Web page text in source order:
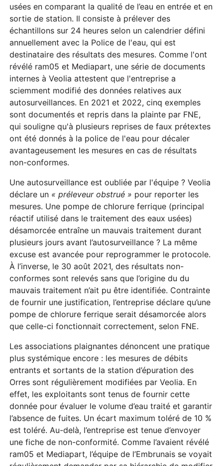
usées en comparant la qualité de l’eau en entrée et en
sortie de station. Il consiste à prélever des
échantillons sur 24 heures selon un calendrier défini
annuellement avec la Police de l'eau, qui est
destinataire des résultats des mesures. Comme l'ont
révélé ram05 et Mediapart, une série de documents
internes à Veolia attestent que l'entreprise a
sciemment modifié des données relatives aux
autosurveillances. En 2021 et 2022, cinq exemples
sont documentés et repris dans la plainte par FNE,
qui souligne qu'à plusieurs reprises de faux prétextes
ont été donnés à la police de l'eau pour décaler
avantageusement les mesures en cas de résultats
non-conformes.
Une autosurveillance est oubliée par l'équipe ? Veolia
déclare un « préleveur obstrué » pour reporter les
mesures. Une pompe de chlorure ferrique (principal
réactif utilisé dans le traitement des eaux usées)
désamorcée entraîne un mauvais traitement durant
plusieurs jours avant l’autosurveillance ? La même
excuse est avancée pour reprogrammer le protocole.
À l’inverse, le 30 août 2021, des résultats non-
conformes sont relevés sans que l’origine du du
mauvais traitement n’ait pu être identifiée. Contrainte
de fournir une justification, l’entreprise déclare qu’une
pompe de chlorure ferrique serait désamorcée alors
que celle-ci fonctionnait correctement, selon FNE.
Les associations plaignantes dénoncent une pratique
plus systémique encore : les mesures de débits
entrants et sortants de la station d’épuration des
Orres sont régulièrement modifiées par Veolia. En
effet, les exploitants sont tenus de fournir cette
donnée pour évaluer le volume d’eau traité et garantir
l’absence de fuites. Un écart maximum toléré de 10 %
est toléré. Au-delà, l’entreprise est tenue d’envoyer
une fiche de non-conformité. Comme l’avaient révélé
ram05 et Mediapart, l’équipe de l’Embrunais se voyait